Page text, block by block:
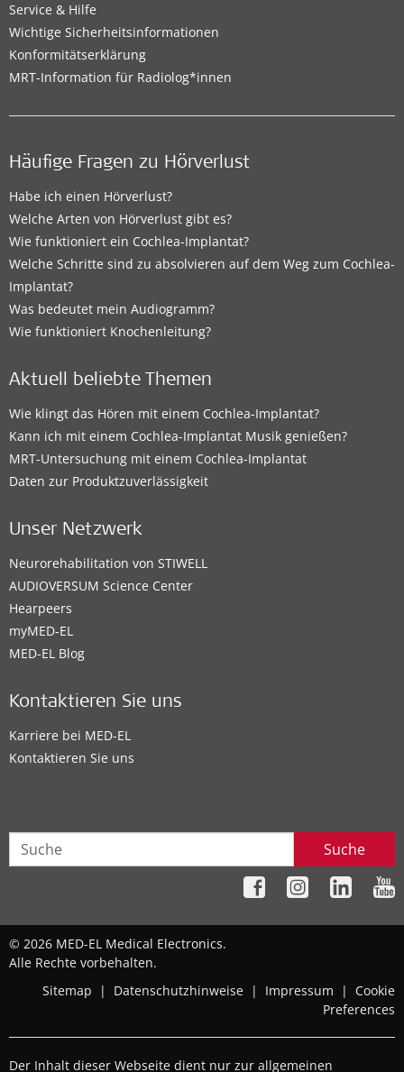
Service & Hilfe
Wichtige Sicherheitsinformationen
Konformitätserklärung
MRT-Information für Radiolog*innen
Häufige Fragen zu Hörverlust
Habe ich einen Hörverlust?
Welche Arten von Hörverlust gibt es?
Wie funktioniert ein Cochlea-Implantat?
Welche Schritte sind zu absolvieren auf dem Weg zum Cochlea-
Implantat?
Was bedeutet mein Audiogramm?
Wie funktioniert Knochenleitung?
Aktuell beliebte Themen
Wie klingt das Hören mit einem Cochlea-Implantat?
Kann ich mit einem Cochlea-Implantat Musik genießen?
MRT-Untersuchung mit einem Cochlea-Implantat
Daten zur Produktzuverlässigkeit
Unser Netzwerk
Neurorehabilitation von STIWELL
AUDIOVERSUM Science Center
Hearpeers
myMED‑EL
MED-EL Blog
Kontaktieren Sie uns
Karriere bei MED-EL
Kontaktieren Sie uns
Suche
© 2026 MED-EL Medical Electronics.
Alle Rechte vorbehalten.
Sitemap
| Datenschutzhinweise | Impressum | Cookie
Preferences
Der Inhalt dieser Webseite dient nur zur allgemeinen